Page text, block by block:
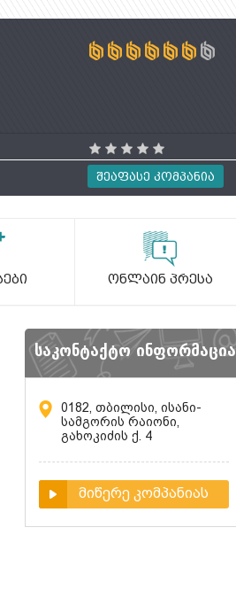
Შეაფასე Კომპანია
Ონლაინ Პრესა
საკონტაქტო ინფორმაცია
0182, თბილისი, ისანი-
სამგორის რაიონი,
გახოკიძის ქ. 4
მიწერე კომპანიას